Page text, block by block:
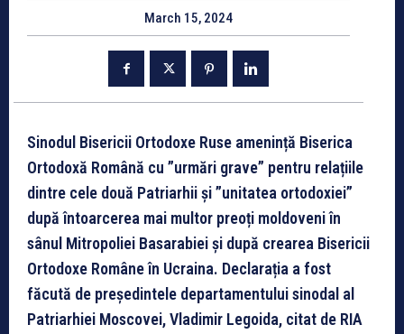
March 15, 2024
Sinodul Bisericii Ortodoxe Ruse amenință Biserica
Ortodoxă Română cu ”urmări grave” pentru relațiile
dintre cele două Patriarhii și ”unitatea ortodoxiei”
după întoarcerea mai multor preoți moldoveni în
sânul Mitropoliei Basarabiei și după crearea Bisericii
Ortodoxe Române în Ucraina. Declarația a fost
făcută de președintele departamentului sinodal al
Patriarhiei Moscovei, Vladimir Legoida, citat de RIA